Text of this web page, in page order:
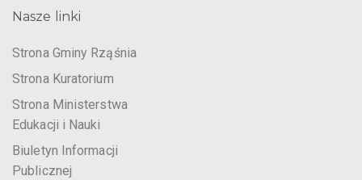
Nasze linki
Strona Gminy Rząśnia
Strona Kuratorium
Strona Ministerstwa
Edukacji i Nauki
Biuletyn Informacji
Publicznej